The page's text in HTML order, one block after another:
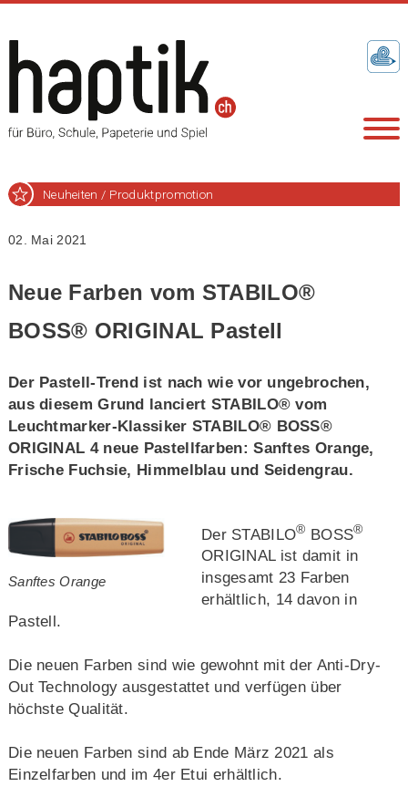
Neuheiten / Produktpromotion
02. Mai 2021
Neue Farben vom STABILO®
BOSS® ORIGINAL Pastell
Der Pastell-Trend ist nach wie vor ungebrochen,
aus diesem Grund lanciert STABILO® vom
Leuchtmarker-Klassiker STABILO® BOSS®
ORIGINAL 4 neue Pastellfarben: Sanftes Orange,
Frische Fuchsie, Himmelblau und Seidengrau.
Sanftes Orange
Der STABILO® BOSS®
ORIGINAL ist damit in
insgesamt 23 Farben
erhältlich, 14 davon in
Pastell.
Die neuen Farben sind wie gewohnt mit der Anti-Dry-
Out Technology ausgestattet und verfügen über
höchste Qualität.
Die neuen Farben sind ab Ende März 2021 als
Einzelfarben und im 4er Etui erhältlich.